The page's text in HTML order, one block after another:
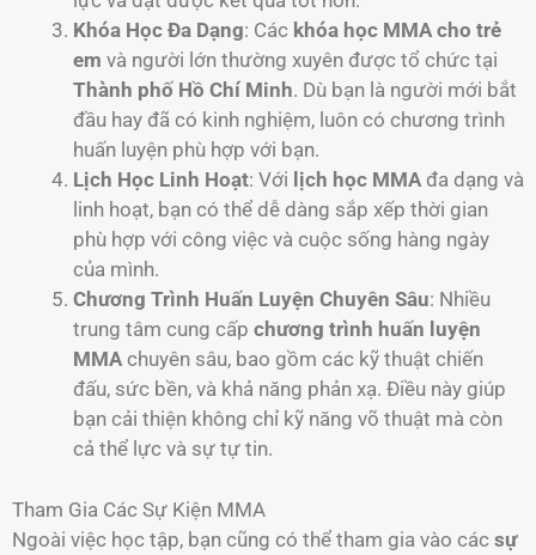
Khóa Học Đa Dạng: Các khóa học MMA cho trẻ
em và người lớn thường xuyên được tổ chức tại
Thành phố Hồ Chí Minh. Dù bạn là người mới bắt
đầu hay đã có kinh nghiệm, luôn có chương trình
huấn luyện phù hợp với bạn.
Lịch Học Linh Hoạt: Với lịch học MMAđa dạng và
linh hoạt, bạn có thể dễ dàng sắp xếp thời gian
phù hợp với công việc và cuộc sống hàng ngày
của mình.
Chương Trình Huấn Luyện Chuyên Sâu: Nhiều
trung tâm cung cấp chương trình huấn luyện
MMAchuyên sâu, bao gồm các kỹ thuật chiến
đấu, sức bền, và khả năng phản xạ. Điều này giúp
bạn cải thiện không chỉ kỹ năng võ thuật mà còn
cả thể lực và sự tự tin.
Tham Gia Các Sự Kiện MMA
Ngoài việc học tập, bạn cũng có thể tham gia vào các sự